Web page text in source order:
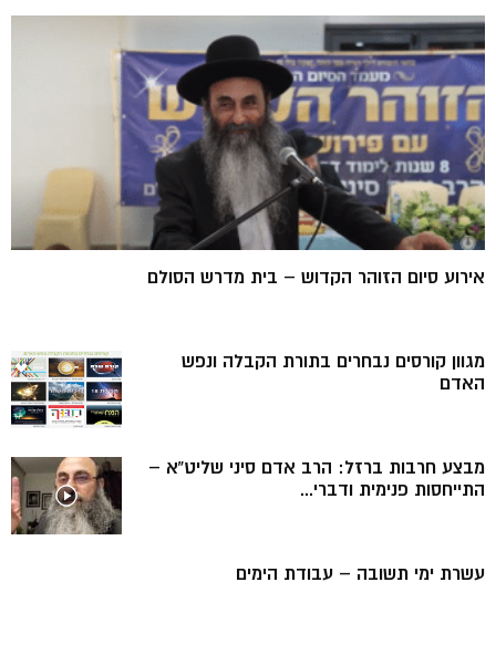
אירוע סיום הזוהר הקדוש – בית מדרש הסולם
מגוון קורסים נבחרים בתורת הקבלה ונפש
האדם
מבצע חרבות ברזל: הרב אדם סיני שליט”א –
התייחסות פנימית ודברי...
עשרת ימי תשובה – עבודת הימים